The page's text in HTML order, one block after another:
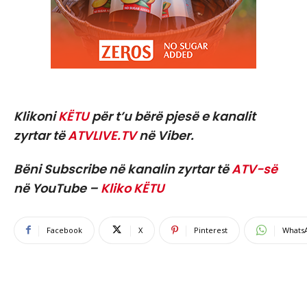
KlikoniKËTUpër t’u bërë pjesë e kanalit
zyrtar tëATVLIVE.TVnë Viber.
Bëni Subscribe në kanalin zyrtar tëATV-së
në YouTube – Kliko KËTU
Facebook X Pinterest